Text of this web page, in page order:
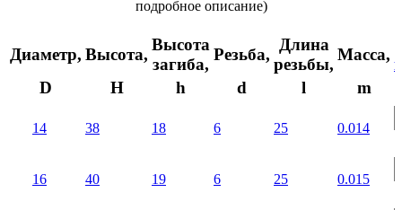
подробное описание)
Диаметр, Высота,
Высота
загиба,
Резьба,
Длина
резьбы,
Масса,
D
H h d l m
14 38 18 6 25 0.014
16 40 19 6 25 0.015